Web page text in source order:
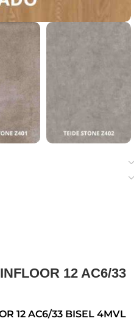
12 AC6/33
12 AC6/33 BISEL 4MVL